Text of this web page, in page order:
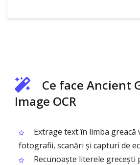
Ce face Ancient
Image OCR
Extrage text în limba greacă
fotografii, scanări și capturi de
Recunoaște literele grecești